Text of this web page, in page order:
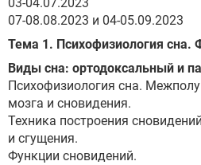
07-08.08.2023 и 04-05.09.2023
Тема 1. Психофизиология сна.
Виды сна: ортодоксальный и
Психофизиология сна.
мозга и сновидения.
Техника построения
и сгущения.
Функции сновидений.